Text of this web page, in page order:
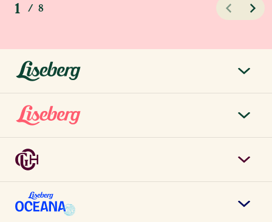
1 / 8
liseberg.se
Om Liseberg
Kontakta oss
Jobba hos oss
Möten & event
Lisebergsparken
Biljetter & priser
Årspass
Grand Curiosa Hotel